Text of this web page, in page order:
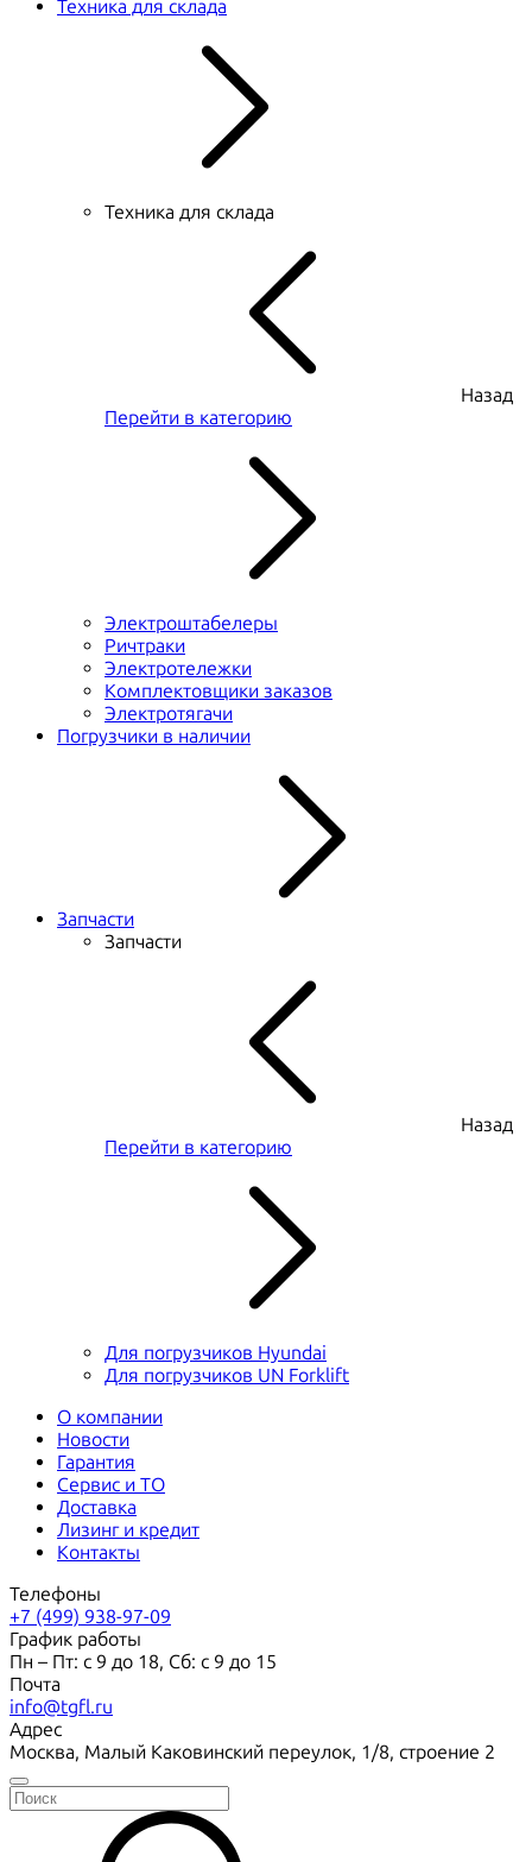
Техника для склада
Техника для склада
Назад
Перейти в категорию
Электроштабелеры
Ричтраки
Электротележки
Комплектовщики заказов
Электротягачи
Погрузчики в наличии
Запчасти
Запчасти
Назад
Перейти в категорию
Для погрузчиков Hyundai
Для погрузчиков UN Forklift
О компании
Новости
Гарантия
Сервис и ТО
Доставка
Лизинг и кредит
Контакты
Телефоны
+7 (499) 938-97-09
График работы
Пн – Пт: с 9 до 18, Сб: с 9 до 15
Почта
info@tgfl.ru
Адрес
Москва, Малый Каковинский переулок, 1/8, строение 2